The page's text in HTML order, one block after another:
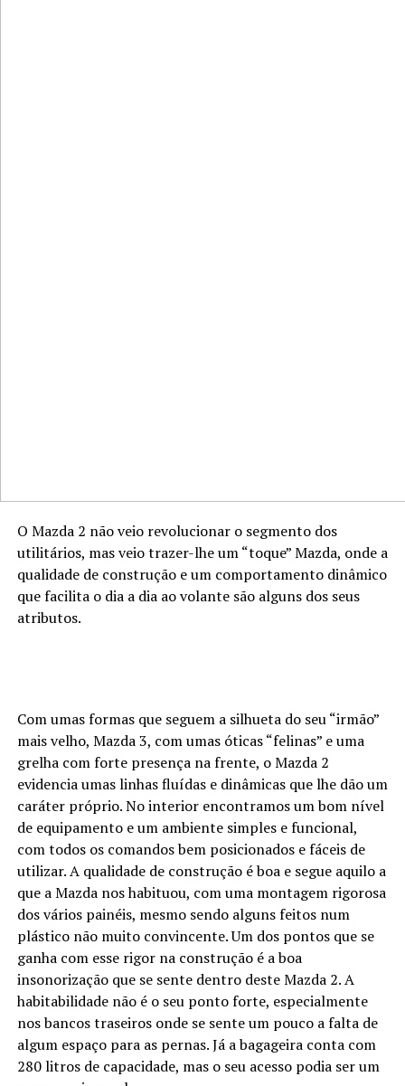
O Mazda 2 não veio revolucionar o segmento dos
utilitários, mas veio trazer-lhe um “toque” Mazda, onde a
qualidade de construção e um comportamento dinâmico
que facilita o dia a dia ao volante são alguns dos seus
atributos.
Com umas formas que seguem a silhueta do seu “irmão”
mais velho, Mazda 3, com umas óticas “felinas” e uma
grelha com forte presença na frente, o Mazda 2
evidencia umas linhas fluídas e dinâmicas que lhe dão um
caráter próprio. No interior encontramos um bom nível
de equipamento e um ambiente simples e funcional,
com todos os comandos bem posicionados e fáceis de
utilizar. A qualidade de construção é boa e segue aquilo a
que a Mazda nos habituou, com uma montagem rigorosa
dos vários painéis, mesmo sendo alguns feitos num
plástico não muito convincente. Um dos pontos que se
ganha com esse rigor na construção é a boa
insonorização que se sente dentro deste Mazda 2. A
habitabilidade não é o seu ponto forte, especialmente
nos bancos traseiros onde se sente um pouco a falta de
algum espaço para as pernas. Já a bagageira conta com
280 litros de capacidade, mas o seu acesso podia ser um